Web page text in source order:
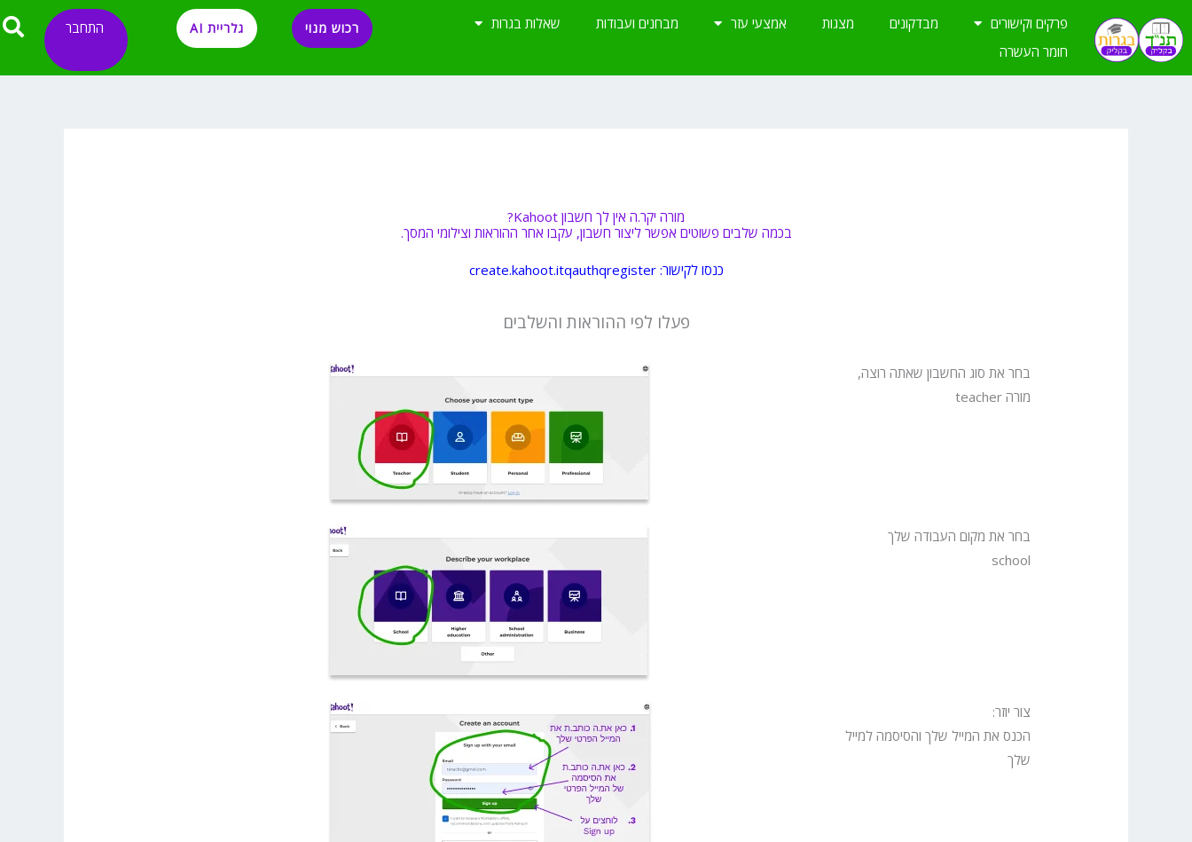
לתוכן
פרקים וקישורים מבדקונים מצגות אמצעי עזר מבחנים ועבודות
שאלות בגרות
חומר העשרה
רכוש מנוי גלריית AI התחבר
מורה יקר.ה אין לך חשבון Kahoot?
בכמה שלבים פשוטים אפשר ליצור חשבון, עקבו אחר ההוראות וצילומי המסך.
כנסו לקישור:create.kahoot.itqauthqregister
פעלו לפי ההוראות והשלבים
בחר את סוג החשבון שאתה רוצה,
מורה teacher
בחר את מקום העבודה שלך
school
צור יוזר:
הכנס את המייל שלך והסיסמה למייל
שלך